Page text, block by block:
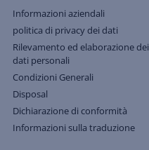
Informazioni aziendali
politica di privacy dei dati
Rilevamento ed elaborazione dei
dati personali
Condizioni Generali
Disposal
Dichiarazione di conformità
Informazioni sulla traduzione